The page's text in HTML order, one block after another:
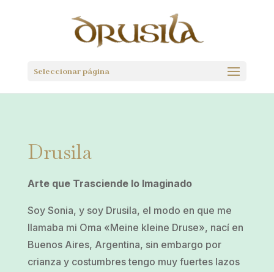
Seleccionar página
Drusila
Arte que Trasciende lo Imaginado
Soy Sonia, y soy Drusila, el modo en que me
llamaba mi Oma «Meine kleine Druse», nací en
Buenos Aires, Argentina, sin embargo por
crianza y costumbres tengo muy fuertes lazos